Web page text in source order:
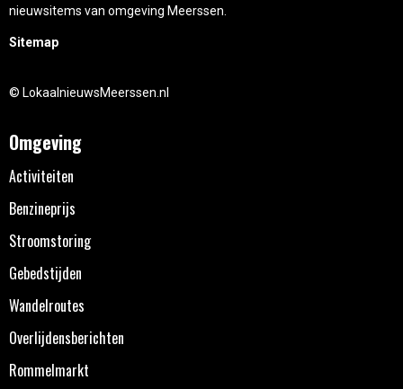
nieuwsitems van omgeving Meerssen.
Sitemap
© LokaalnieuwsMeerssen.nl
Omgeving
Activiteiten
Benzineprijs
Stroomstoring
Gebedstijden
Wandelroutes
Overlijdensberichten
Rommelmarkt